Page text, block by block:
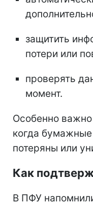
защитить
потери или
проверять
момент.
Особенно
когда
потеряны или
Как
В ПФУ